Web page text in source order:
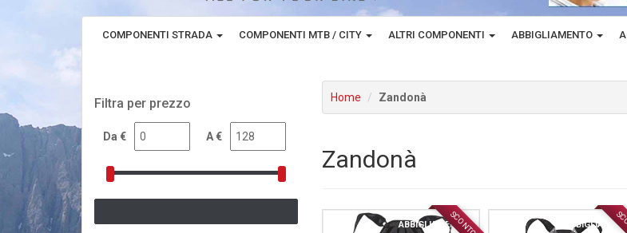
COMPONENTI STRADA COMPONENTI MTB / CITY ALTRI COMPONENTI ABBIGLIAMENTO
Home Zandonà
Zandonà
SCONTO
ABBIGLIAMENTO
Filtra per prezzo
Da € A €